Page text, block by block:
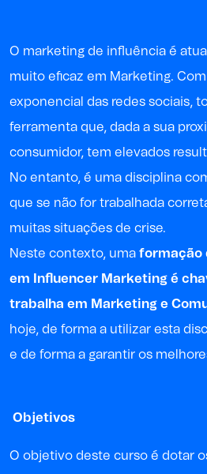
O marketing de influência é
muito eficaz em Marketing.
exponencial das redes sociais,
ferramenta que, dada a sua
consumidor, tem elevados
No entanto, é uma disciplina
que se não for trabalhada
muitas situações de crise.
Neste contexto, uma formação
em Influencer Marketing é
trabalha em Marketing e
hoje, de forma a utilizar esta
e de forma a garantir os
Objetivos
O objetivo deste curso é dotar